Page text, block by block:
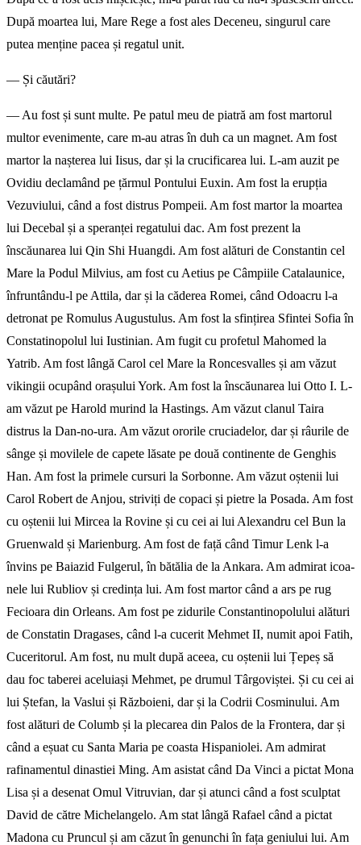
După moartea lui, Mare Rege a fost ales Deceneu, singurul care
putea menține pacea și regatul unit.
— Și căutări?
— Au fost și sunt multe. Pe patul meu de piatră am fost martorul
multor evenimente, care m-au atras în duh ca un magnet. Am fost
martor la nașterea lui Iisus, dar și la crucificarea lui. L-am auzit pe
Ovidiu declamând pe țăr­mul Pontului Euxin. Am fost la erupția
Vezuviului, când a fost distrus Pompeii. Am fost martor la moartea
lui Decebal și a speranței regatului dac. Am fost prezent la
înscăunarea lui Qin Shi Huangdi. Am fost alături de Constantin cel
Mare la Podul Milvius, am fost cu Aetius pe Câmpiile Catalaunice,
înfruntându-l pe Attila, dar și la căderea Romei, când Odoacru l-a
detronat pe Romulus Augustulus. Am fost la sfințirea Sfintei Sofia în
Constatinopolul lui Iustinian. Am fugit cu profetul Mahomed la
Yatrib. Am fost lângă Carol cel Mare la Roncesvalles și am văzut
vikingii ocupând orașului York. Am fost la înscăunarea lui Otto I. L-
am văzut pe Harold murind la Hastings. Am văzut clanul Taira
distrus la Dan-no-ura. Am văzut ororile cruciadelor, dar și râurile de
sânge și movilele de capete lăsate pe două continente de Genghis
Han. Am fost la primele cursuri la Sorbonne. Am văzut oștenii lui
Carol Robert de Anjou, striviți de copaci și pietre la Posada. Am fost
cu oștenii lui Mircea la Rovine și cu cei ai lui Alexandru cel Bun la
Gruenwald și Marienburg. Am fost de față când Timur Lenk l-a
învins pe Baia­zid Fulgerul, în bătălia de la Ankara. Am admirat icoa­
nele lui Rubliov și credința lui. Am fost martor când a ars pe rug
Fecioara din Orleans. Am fost pe zidurile Constantinopolului alături
de Constatin Dragases, când l-a cucerit Mehmet II, numit apoi Fatih,
Cuceritorul. Am fost, nu mult după aceea, cu oștenii lui Țepeș să
dau foc taberei aceluiași Mehmet, pe drumul Târgoviștei. Și cu cei ai
lui Ștefan, la Vaslui și Războieni, dar și la Codrii Cosminului. Am
fost alături de Columb și la plecarea din Palos de la Frontera, dar și
când a eșuat cu Santa Maria pe coasta Hispaniolei. Am admirat
rafinamentul dinastiei Ming. Am asistat când Da Vinci a pictat Mona
Lisa și a desenat Omul Vitruvian, dar și atunci când a fost sculptat
David de către Michelangelo. Am stat lângă Rafael când a pictat
Madona cu Pruncul și am căzut în genunchi în fața geniu­lui lui. Am